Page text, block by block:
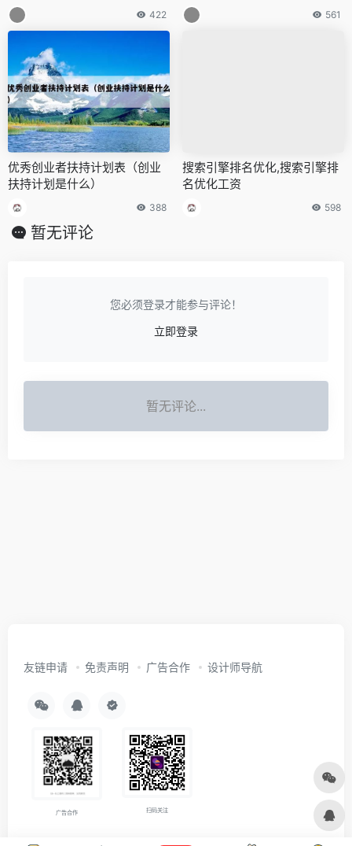
422 561
优秀创业者扶持计划表（创业
扶持计划是什么）
388
搜索引擎排名优化,搜索引擎排
名优化工资
598
暂无评论
您必须登录才能参与评论！
立即登录
暂无评论...
友链申请 免责声明 广告合作 设计师导航
广告合作 扫码关注